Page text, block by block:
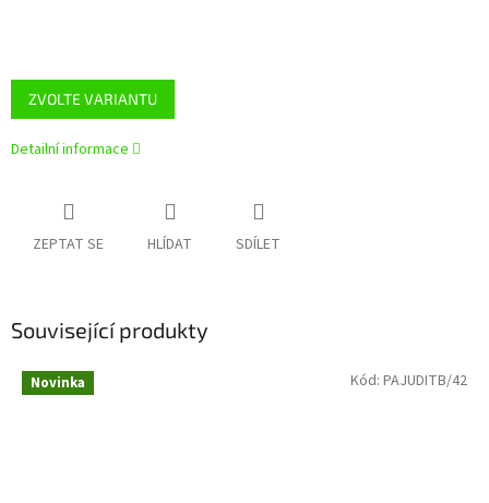
ZVOLTE VARIANTU
Detailní informace
ZEPTAT SE HLÍDAT SDÍLET
Související produkty
Novinka Kód: PAJUDITB/42